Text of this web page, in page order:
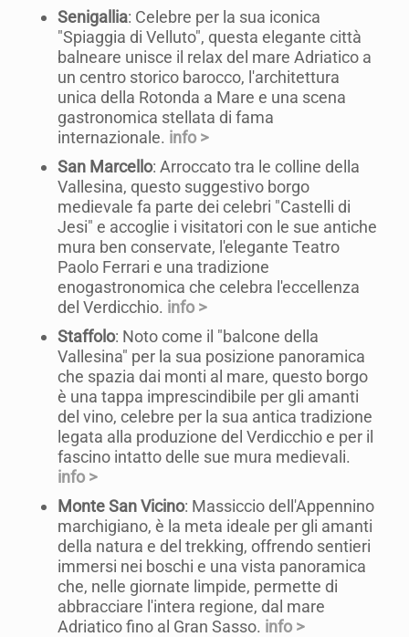
Senigallia: Celebre per la sua iconica
"Spiaggia di Velluto", questa elegante città
balneare unisce il relax del mare Adriatico a
un centro storico barocco, l'architettura
unica della Rotonda a Mare e una scena
gastronomica stellata di fama
internazionale. info >
San Marcello: Arroccato tra le colline della
Vallesina, questo suggestivo borgo
medievale fa parte dei celebri "Castelli di
Jesi" e accoglie i visitatori con le sue antiche
mura ben conservate, l'elegante Teatro
Paolo Ferrari e una tradizione
enogastronomica che celebra l'eccellenza
del Verdicchio. info >
Staffolo: Noto come il "balcone della
Vallesina" per la sua posizione panoramica
che spazia dai monti al mare, questo borgo
è una tappa imprescindibile per gli amanti
del vino, celebre per la sua antica tradizione
legata alla produzione del Verdicchio e per il
fascino intatto delle sue mura medievali.
info >
Monte San Vicino: Massiccio dell'Appennino
marchigiano, è la meta ideale per gli amanti
della natura e del trekking, offrendo sentieri
immersi nei boschi e una vista panoramica
che, nelle giornate limpide, permette di
abbracciare l'intera regione, dal mare
Adriatico fino al Gran Sasso. info >